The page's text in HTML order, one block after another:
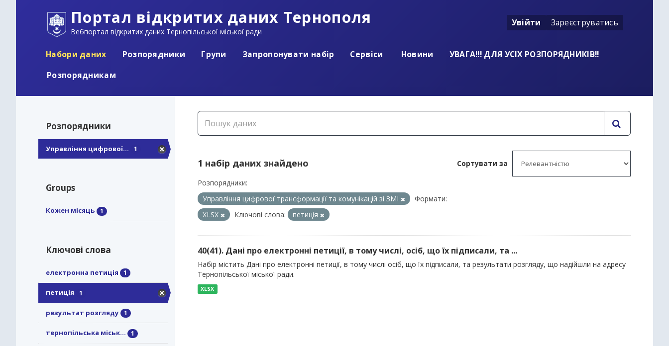
Портал відкритих даних Тернополя
Вебпортал відкритих даних Тернопільської міської ради
Увійти Зареєструватись
Набори даних Розпорядники Групи Запропонувати набір Сервіси Новини
УВАГА!!! ДЛЯ УСІХ РОЗПОРЯДНИКІВ!!
Розпорядникам
Розпорядники
Управління цифрової... 1
Groups
Кожен місяць 1
Ключові слова
електронна петиція 1
петиція 1
результат розгляду 1
тернопільська міськ... 1
Сортувати за
1 набір даних знайдено
Розпорядники:
Управління цифрової трансформації та комунікацій зі ЗМІ
Формати:
XLSX
Ключові слова: петиція
40(41). Дані про електронні петиції, в тому числі, осіб, що їх підписали, та ...
Набір містить Дані про електронні петиції, в тому числі осіб, що їх підписали, та результати розгляду, що надійшли на адресу
Тернопільської міської ради.
XLSX